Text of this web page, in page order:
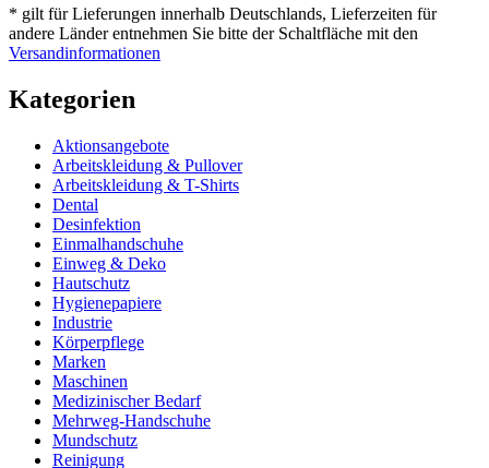
* gilt für Lieferungen innerhalb Deutschlands, Lieferzeiten für
andere Länder entnehmen Sie bitte der Schaltfläche mit den
Versandinformationen
Kategorien
Aktionsangebote
Arbeitskleidung & Pullover
Arbeitskleidung & T-Shirts
Dental
Desinfektion
Einmalhandschuhe
Einweg & Deko
Hautschutz
Hygienepapiere
Industrie
Körperpflege
Marken
Maschinen
Medizinischer Bedarf
Mehrweg-Handschuhe
Mundschutz
Reinigung